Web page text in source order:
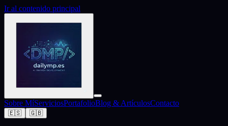
Ir al contenido principal
Sobre MíServiciosPortafolioBlog & ArtículosContacto
🇪🇸 🇬🇧